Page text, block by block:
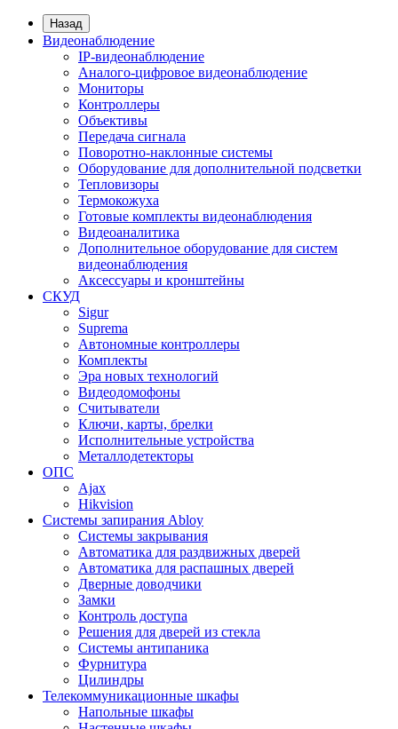
Назад
Видеонаблюдение
IP-видеонаблюдение
Аналого-цифровое видеонаблюдение
Мониторы
Контроллеры
Объективы
Передача сигнала
Поворотно-наклонные системы
Оборудование для дополнительной подсветки
Тепловизоры
Термокожуха
Готовые комплекты видеонаблюдения
Видеоаналитика
Дополнительное оборудование для систем
видеонаблюдения
Аксессуары и кронштейны
СКУД
Sigur
Suprema
Автономные контроллеры
Комплекты
Эра новых технологий
Видеодомофоны
Считыватели
Ключи, карты, брелки
Исполнительные устройства
Металлодетекторы
ОПС
Ajax
Hikvision
Системы запирания Abloy
Cистемы закрывания
Автоматика для раздвижных дверей
Автоматика для распашных дверей
Дверные доводчики
Замки
Контроль доступа
Решения для дверей из стекла
Системы антипаника
Фурнитура
Цилиндры
Телекоммуникационные шкафы
Напольные шкафы